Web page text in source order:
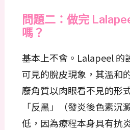
問題二：做完
嗎？
基本上不會。Lalapeel 的
可見的脫皮現象，其溫和
廢角質以肉眼看不見的形
「反黑」（發炎後色素沉
低，因為療程本身具有抗